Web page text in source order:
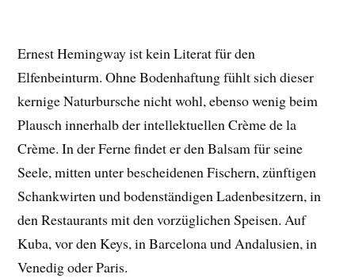
Ernest Hemingway ist kein Literat für den
Elfenbeinturm. Ohne Bodenhaftung fühlt sich dieser
kernige Naturbursche nicht wohl, ebenso wenig beim
Plausch innerhalb der intellektuellen Crème de la
Crème. In der Ferne findet er den Balsam für seine
Seele, mitten unter bescheidenen Fischern, zünftigen
Schankwirten und bodenständigen Ladenbesitzern, in
den Restaurants mit den vorzüglichen Speisen. Auf
Kuba, vor den Keys, in Barcelona und Andalusien, in
Venedig oder Paris.